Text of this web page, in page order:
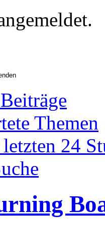
Themen
24